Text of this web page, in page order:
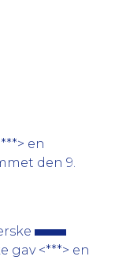
en
den 9.
<***> en